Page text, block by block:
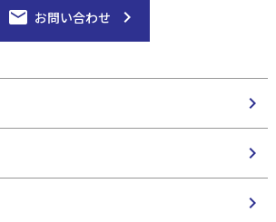
email お問い合わせ chevron_right
chevron_right
chevron_right
chevron_right